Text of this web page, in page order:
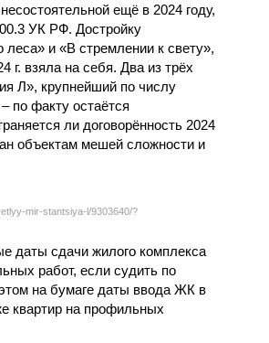
ещё в 2024 году,
УК РФ. Достройку
и «В стремлении к свету»,
г. взяла на себя. Два из трёх
Л», крупнейший по числу
по факту остаётся
ли договорённость 2024
объектам мешей сложности и
mir-stantsiya-l/9303640/?
даты сдачи жилого комплекса
работ, если судить по
на бумаге даты ввода ЖК в
квартир на профильных